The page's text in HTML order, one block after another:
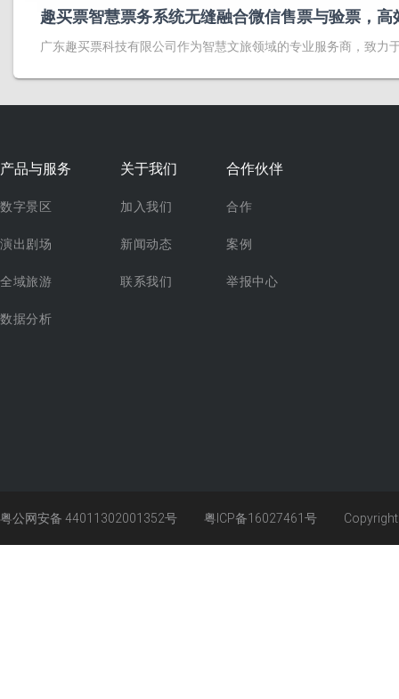
趣买票智慧票务系统无缝融合微信售票与验票，
广东趣买票科技有限公司作为智慧文旅领域的专业服务商，致力
产品与服务
数字景区
演出剧场
全域旅游
数据分析
关于我们
加入我们
新闻动态
联系我们
合作伙伴
合作
案例
举报中心
粤公网安备 44011302001352号 粤ICP备16027461号